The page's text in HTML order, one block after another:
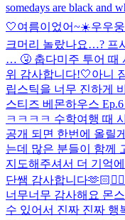
somedays are black and
🤍여름이었어~☀️우우
크머리 놀랐나요…? 프
… 🤧 춥다미주 투어 때
위 감사합니다!🤍아니
립스틱을 너무 진하게
스티즈 베몬하우스
ㅋㅋㅋㅋ 수학여행 때
공개 되면 한번에 올릴
는데 많은 분들이 함께
지도해주셔서 더 기억
단쌤 감사합니다🫶🏻 ❤️‍🔥
너무너무 감사해요 몬
수 있어서 진짜 진짜 행